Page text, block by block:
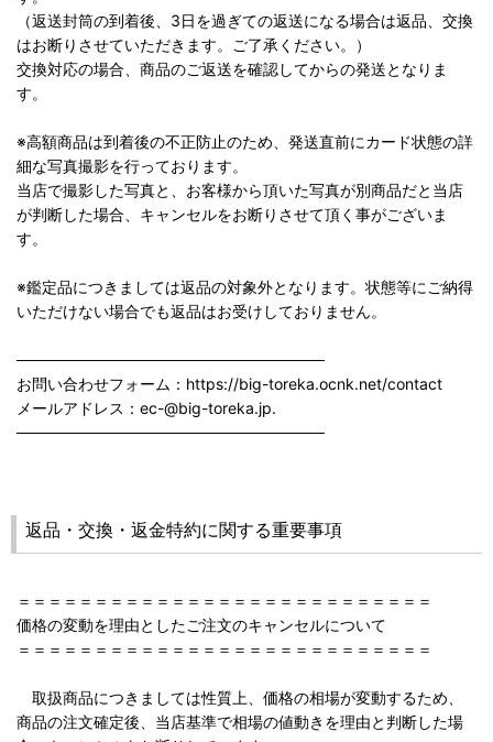
（返送封筒の到着後、3日を過ぎての返送になる場合は返品、交換
はお断りさせていただきます。ご了承ください。）
交換対応の場合、商品のご返送を確認してからの発送となりま
す。
※高額商品は到着後の不正防止のため、発送直前にカード状態の詳
細な写真撮影を行っております。
当店で撮影した写真と、お客様から頂いた写真が別商品だと当店
が判断した場合、キャンセルをお断りさせて頂く事がございま
す。
※鑑定品につきましては返品の対象外となります。状態等にご納得
いただけない場合でも返品はお受けしておりません。
────────────────────────────
お問い合わせフォーム：https://big-toreka.ocnk.net/contact
メールアドレス：ec-@big-toreka.jp.
────────────────────────────
返品・交換・返金特約に関する重要事項
＝＝＝＝＝＝＝＝＝＝＝＝＝＝＝＝＝＝＝＝＝＝＝＝＝＝＝
価格の変動を理由としたご注文のキャンセルについて
＝＝＝＝＝＝＝＝＝＝＝＝＝＝＝＝＝＝＝＝＝＝＝＝＝＝＝
取扱商品につきましては性質上、価格の相場が変動するため、
商品の注文確定後、当店基準で相場の値動きを理由と判断した場